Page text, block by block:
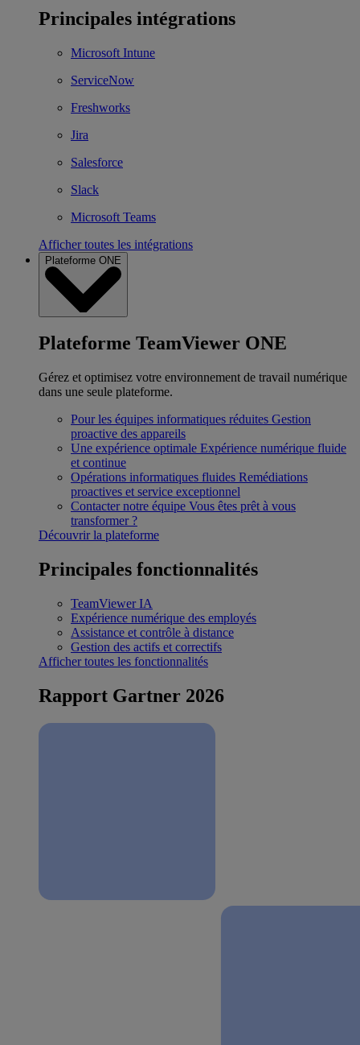
Principales intégrations
Microsoft Intune
ServiceNow
Freshworks
Jira
Salesforce
Slack
Microsoft Teams
Afficher toutes les intégrations
Plateforme ONE
Plateforme TeamViewer ONE
Gérez et optimisez votre environnement de travail numérique
dans une seule plateforme.
Pour les équipes informatiques réduites Gestion
proactive des appareils
Une expérience optimale Expérience numérique fluide
et continue
Opérations informatiques fluides Remédiations
proactives et service exceptionnel
Contacter notre équipe Vous êtes prêt à vous
transformer ?
Découvrir la plateforme
Principales fonctionnalités
TeamViewer IA
Expérience numérique des employés
Assistance et contrôle à distance
Gestion des actifs et correctifs
Afficher toutes les fonctionnalités
Rapport Gartner 2026